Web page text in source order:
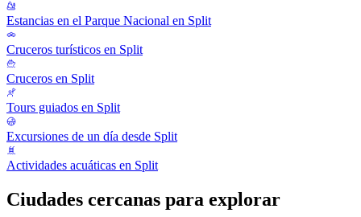
Estancias en el Parque Nacional en Split
Cruceros turísticos en Split
Cruceros en Split
Tours guiados en Split
Excursiones de un día desde Split
Actividades acuáticas en Split
Ciudades cercanas para explorar